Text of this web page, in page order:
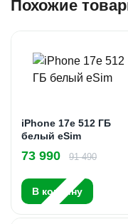
Похожие
iPhone 17e 512 ГБ
белый eSim
73 990 91 490
В корзину